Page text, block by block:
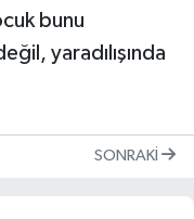
bunu
yaradılışında
SONRAKI